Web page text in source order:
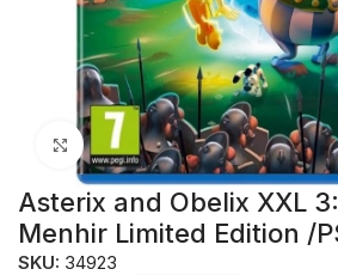
Click to enlarge
Asterix and Obelix XXL
Menhir Limited Edition /
SKU: 34923